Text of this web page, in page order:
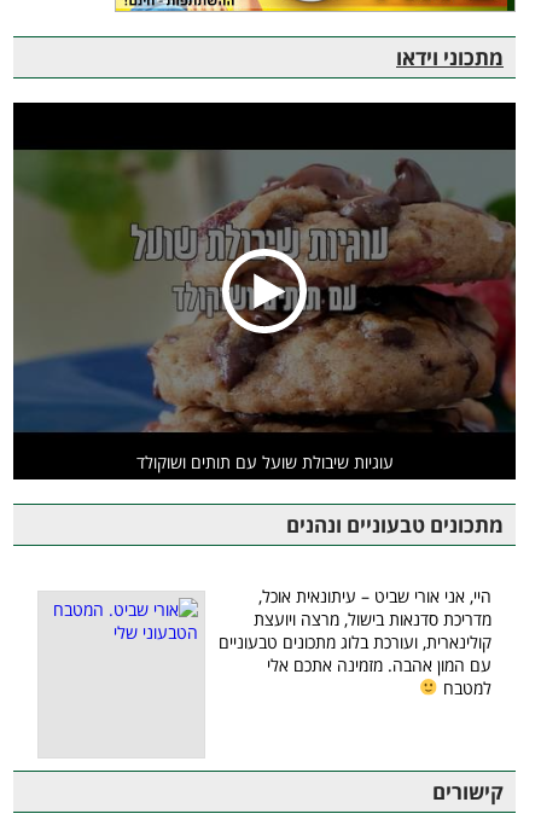
מתכוני וידאו
עוגיות שיבולת שועל עם תותים ושוקולד
מתכונים טבעוניים ונהנים
היי, אני אורי שביט – עיתונאית אוכל,
מדריכת סדנאות בישול, מרצה ויועצת
קולינארית, ועורכת בלוג מתכונים טבעוניים
עם המון אהבה. מזמינה אתכם אלי
למטבח
קישורים